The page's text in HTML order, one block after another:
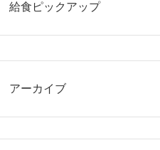
給食ピックアップ
アーカイブ